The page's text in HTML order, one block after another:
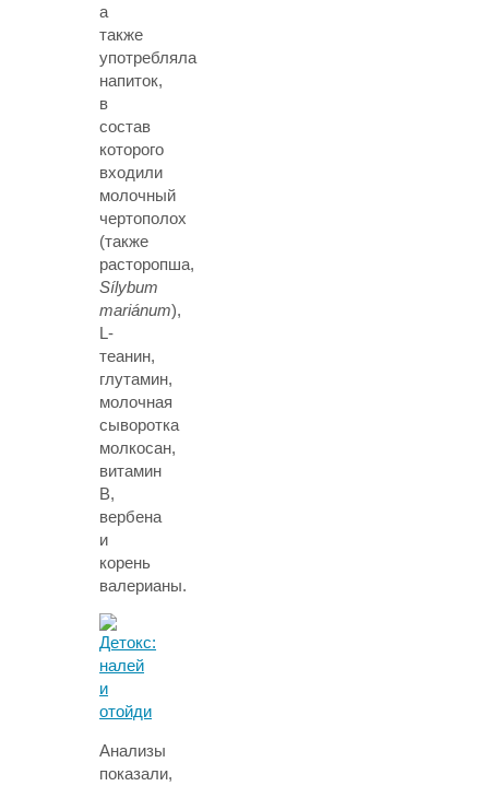
а
также
употребляла
напиток,
в
состав
которого
входили
молочный
чертополох
(также
расторопша,
Sílybum
mariánum),
L-
теанин,
глутамин,
молочная
сыворотка
молкосан,
витамин
В,
вербена
и
корень
валерианы.
Анализы
показали,